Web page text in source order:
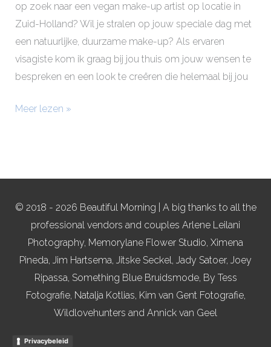
op zoek naar een vegan make-up artist op locatie in
Zuid-Holland? Wil je stralen op jouw speciale dag met
een natuurlijke, duurzame make-up? Als ervaren
visagiste kom ik graag bij jou thuis om jouw wensen te
bespreken en een look te creëren die helemaal bij jou
Meer lezen »
© 2018 - 2026 Beautiful Morning | A big thanks to all the
professional vendors and couples Arlene Leilani
Photography, Memorylane Flower Studio, Ximena
Pineda, Jim Hartsema, Jitske Seckel, Jady Satoer, Joey
Ripassa, Something Blue Bruidsmode, By Tess
Fotografie, Natalja Kotlias, Kim van Gent Fotografie,
Wildlovehunters and Annick van Geel
Privacybeleid